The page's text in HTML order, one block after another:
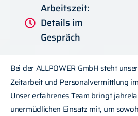
Arbeitszeit:
Details im
Gespräch
Bei der ALLPOWER GmbH steht
Zeitarbeit und Personalvermittlung
Unser erfahrenes Team bringt
unermüdlichen Einsatz mit, um